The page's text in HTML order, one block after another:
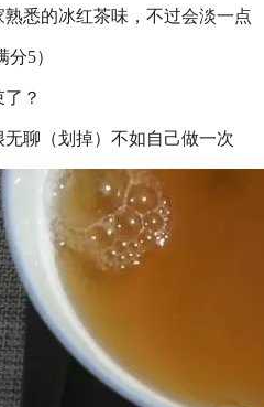
悉的冰红茶味，不过会淡一点
5）
？
聊（划掉）不如自己做一次